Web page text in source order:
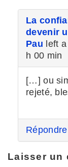
La
devenir
Pau left
h 00 min
[…] ou
rejeté,
Répondre
Laisser un